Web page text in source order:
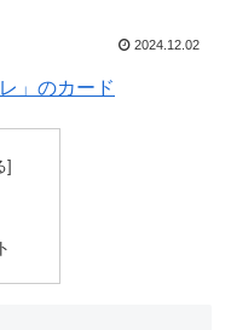
2024.12.02
」のカード